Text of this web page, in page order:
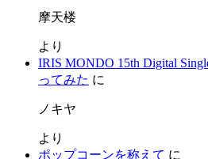
摩天楼
より
IRIS MONDO 15th Digital
ってみた に
ノキヤ
より
ポップコーンを称えて に